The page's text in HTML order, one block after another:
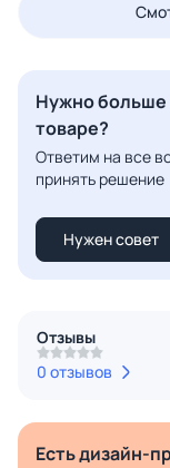
Нужно
товаре?
Ответим на все
принять решение
Нужен совет
Отзывы
0 отзывов
Есть дизайн-